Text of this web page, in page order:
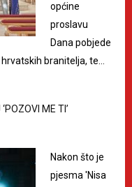
općine
proslavu
Dana pobjede
branitelja, te…
ME TI’
Nakon što je
pjesma 'Nisa